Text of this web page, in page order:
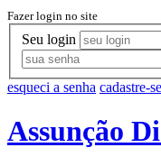
Fazer login no site
Seu login
esqueci a senha cadastre-se
Assunção